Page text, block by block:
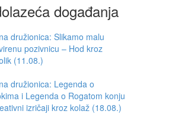
događanja
družionica: Slikamo malu
pozivnicu – Hod kroz
(11.08.)
družionica: Legenda o
i Legenda o Rogatom konju
izričaji kroz kolaž (18.08.)